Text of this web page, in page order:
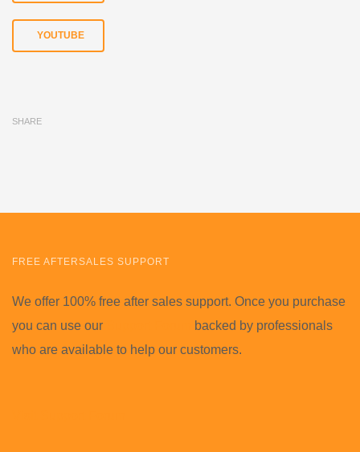
YOUTUBE
SHARE
FREE AFTERSALES SUPPORT
We offer 100% free after sales support. Once you purchase
you can use our
backed by professionals
who are available to help our customers.